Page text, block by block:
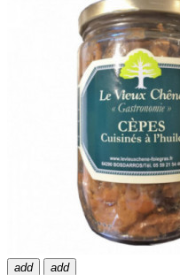
add add